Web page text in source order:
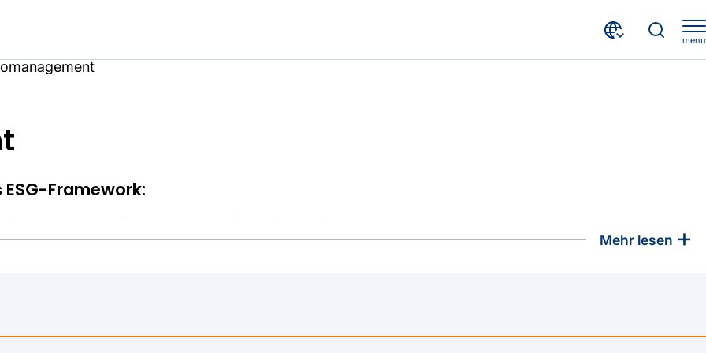
menu
Framework:
Anforderungen haben in den letzten Jahren dafür gesorgt,
Mehr lesen +